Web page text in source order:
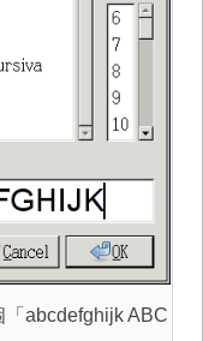
abcdefghijk ABC